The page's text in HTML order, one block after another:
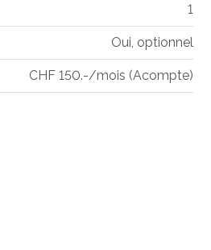
1
Oui, optionnel
CHF 150.-/mois (Acompte)